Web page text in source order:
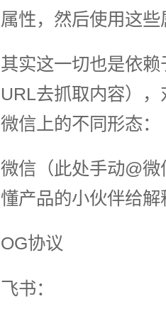
属性，然后使用这些
其实这一切也是依
URL去抓取内容）
微信上的不同形态：
微信（此处手动@
懂产品的小伙伴给解
OG协议
飞书：